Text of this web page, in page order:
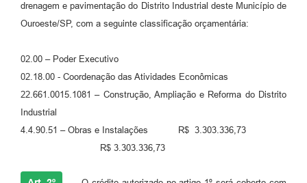
drenagem e pavimentação do Distrito Industrial deste Município de
Ouroeste/SP, com a seguinte classificação orçamentária:
02.00 – Poder Executivo
02.18.00 - Coordenação das Atividades Econômicas
22.661.0015.1081 – Construção, Ampliação e Reforma do Distrito
Industrial
4.4.90.51 – Obras e Instalações R$ 3.303.336,73
R$ 3.303.336,73